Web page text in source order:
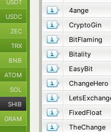
4ange
CryptoGin
BitFlaming
Bitality
EasyBit
ChangeHero
FixedFloat
TheChange
USDT
USDC
ZEC
TRX
BNB
ATOM
SOL
SHIB
GRAM